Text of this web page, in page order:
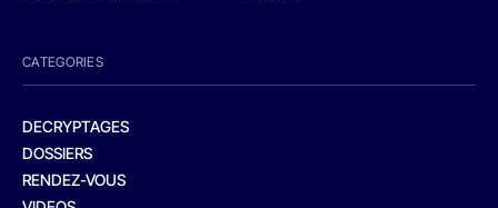
CATEGORIES
DECRYPTAGES
DOSSIERS
RENDEZ-VOUS